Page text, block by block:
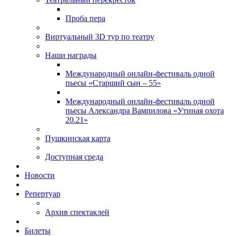
Проба пера
Виртуальный 3D тур по театру
Наши награды
Международный онлайн-фестиваль одной
пьесы «Старший сын – 55»
Международный онлайн-фестиваль одной
пьесы Александра Вампилова «Утиная охота
20.21»
Пушкинская карта
Доступная среда
Новости
Репертуар
Архив спектаклей
Билеты